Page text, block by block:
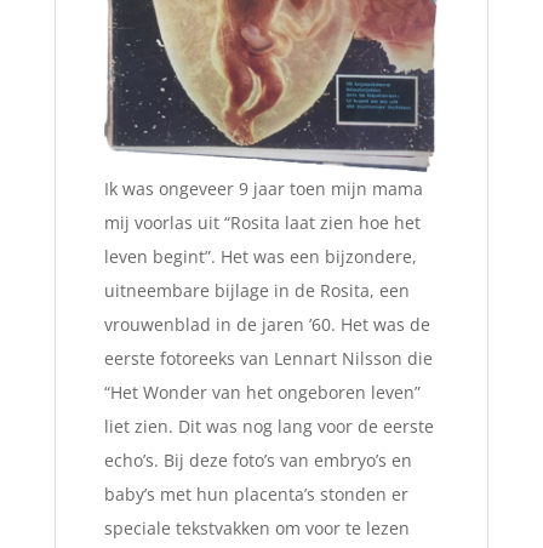
Ik was ongeveer 9 jaar toen mijn mama
mij voorlas uit “Rosita laat zien hoe het
leven begint”. Het was een bijzondere,
uitneembare bijlage in de Rosita, een
vrouwenblad in de jaren ’60. Het was de
eerste fotoreeks van Lennart Nilsson die
“Het Wonder van het ongeboren leven”
liet zien. Dit was nog lang voor de eerste
echo’s. Bij deze foto’s van embryo’s en
baby’s met hun placenta’s stonden er
speciale tekstvakken om voor te lezen